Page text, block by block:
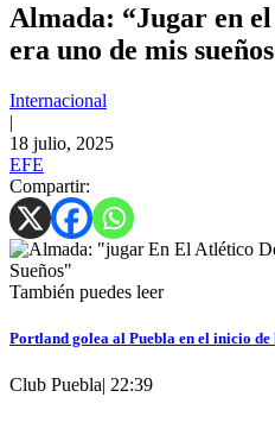
Almada: “Jugar en
era uno de mis
Internacional
|
18 julio, 2025
EFE
Compartir:
También puedes leer
Portland golea al Puebla en el inicio de
Club Puebla| 22:39